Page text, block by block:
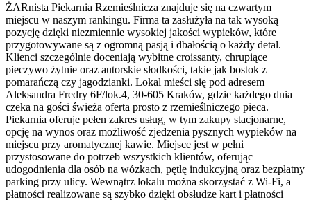
ŻARnista Piekarnia Rzemieślnicza znajduje się na czwartym
miejscu w naszym rankingu. Firma ta zasłużyła na tak wysoką
pozycję dzięki niezmiennie wysokiej jakości wypieków, które
przygotowywane są z ogromną pasją i dbałością o każdy detal.
Klienci szczególnie doceniają wybitne croissanty, chrupiące
pieczywo żytnie oraz autorskie słodkości, takie jak bostok z
pomarańczą czy jagodzianki. Lokal mieści się pod adresem
Aleksandra Fredry 6F/lok.4, 30-605 Kraków, gdzie każdego dnia
czeka na gości świeża oferta prosto z rzemieślniczego pieca.
Piekarnia oferuje pełen zakres usług, w tym zakupy stacjonarne,
opcję na wynos oraz możliwość zjedzenia pysznych wypieków na
miejscu przy aromatycznej kawie. Miejsce jest w pełni
przystosowane do potrzeb wszystkich klientów, oferując
udogodnienia dla osób na wózkach, pętlę indukcyjną oraz bezpłatny
parking przy ulicy. Wewnątrz lokalu można skorzystać z Wi-Fi, a
płatności realizowane są szybko dzięki obsłudze kart i płatności